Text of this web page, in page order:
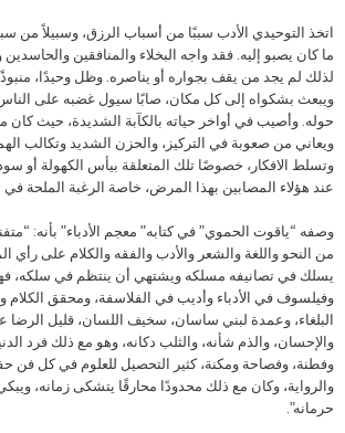
اتخذ التوحيدي الأدب سببًا من أسباب الرزق، وسبيلاً من
ما كان يصبو إليه. فقد واجه البخلاء والمنافقين والحاسدين
لذلك لم يجد من يقف بجواره أو يناصره. وظل وحيدًا،
ويبعث بشكواه إلى كل مكان، صابًا سيول غضبه على الناس
حوله. وأصيب في أواخر حياته بالكآبة الشديدة، حيث كان
ويعاني من صعوبة في التركيز، والحزن الشديد وتكالب
وتسلط الافكار، خصوصًا تلك المتعلقة بيأس الكهولة أو
عند هؤلاء المصابين بهذا المرض، خاصة الرغبة الملحة في
وصفه “ياقوت الحموي” في كتابه” معجم الأدباء” بأنه:
من النحو واللغة والشعر والأدب والفقه والكلام على رأي
يسلك في تصانيفه مسلكه ويشتهي أن ينتظم في سلكه،
وفيلسوف في الأدباء وأديب في الفلاسفة، ومحقق الكلام
البلغاء، وعمدة لبني ساسان، سخيف اللسان، قليل الرضا
والإحسان، والذم شأنه، والثلب دكانه، وهو مع ذلك فرد
وفطنة، وفصاحة ومكنة، كثير التحصيل للعلوم في كل فن
والرواية، وكان مع ذلك محدودًا محارقًا يتشكى زمانه،
حرمانه”.